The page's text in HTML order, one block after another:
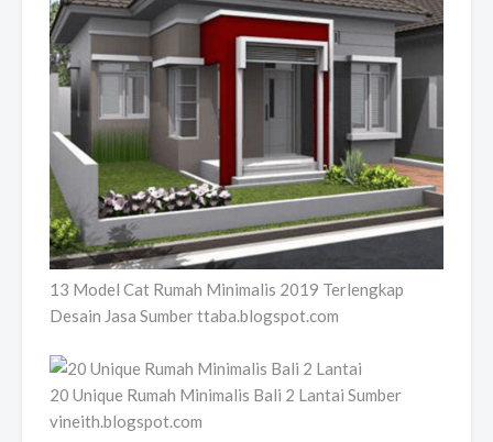
13 Model Cat Rumah Minimalis 2019 Terlengkap
Desain Jasa Sumber ttaba.blogspot.com
20 Unique Rumah Minimalis Bali 2 Lantai Sumber
vineith.blogspot.com